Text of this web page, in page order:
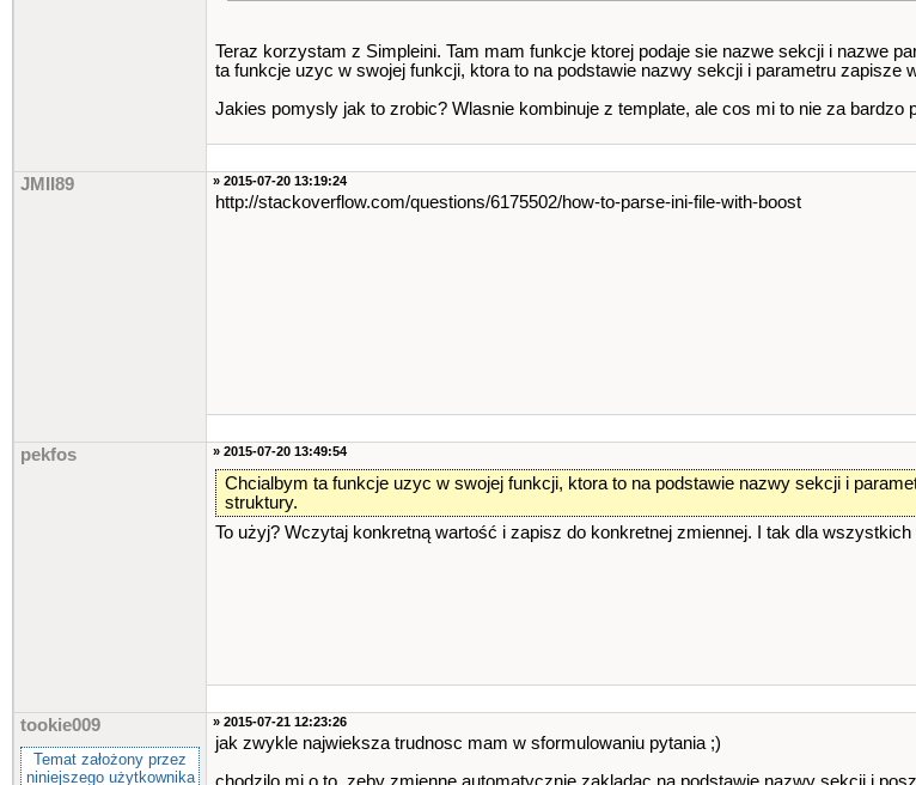
Teraz korzystam z Simpleini. Tam mam funkcje ktorej podaje sie nazwe sekcji i nazwe
ta funkcje uzyc w swojej funkcji, ktora to na podstawie nazwy sekcji i parametru zapisze
Jakies pomysly jak to zrobic? Wlasnie kombinuje z template, ale cos mi to nie za bardzo
JMII89 » 2015-07-20 13:19:24
http://stackoverflow.com/questions/6175502/how-to-parse-ini-file-with-boost
pekfos » 2015-07-20 13:49:54
Chcialbym ta funkcje uzyc w swojej funkcji, ktora to na podstawie nazwy sekcji i
struktury.
To użyj? Wczytaj konkretną wartość i zapisz do konkretnej zmiennej. I tak dla
tookie009
Temat założony przez
niniejszego użytkownika
» 2015-07-21 12:23:26
jak zwykle najwieksza trudnosc mam w sformulowaniu pytania ;)